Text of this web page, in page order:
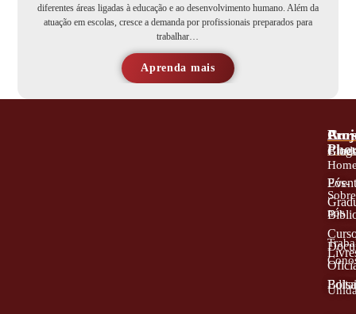
diferentes áreas ligadas à educação e ao desenvolvimento humano. Além da
atuação em escolas, cresce a demanda por profissionais preparados para
trabalhar…
Aprenda mais
A
Sobre
nós
Pós-